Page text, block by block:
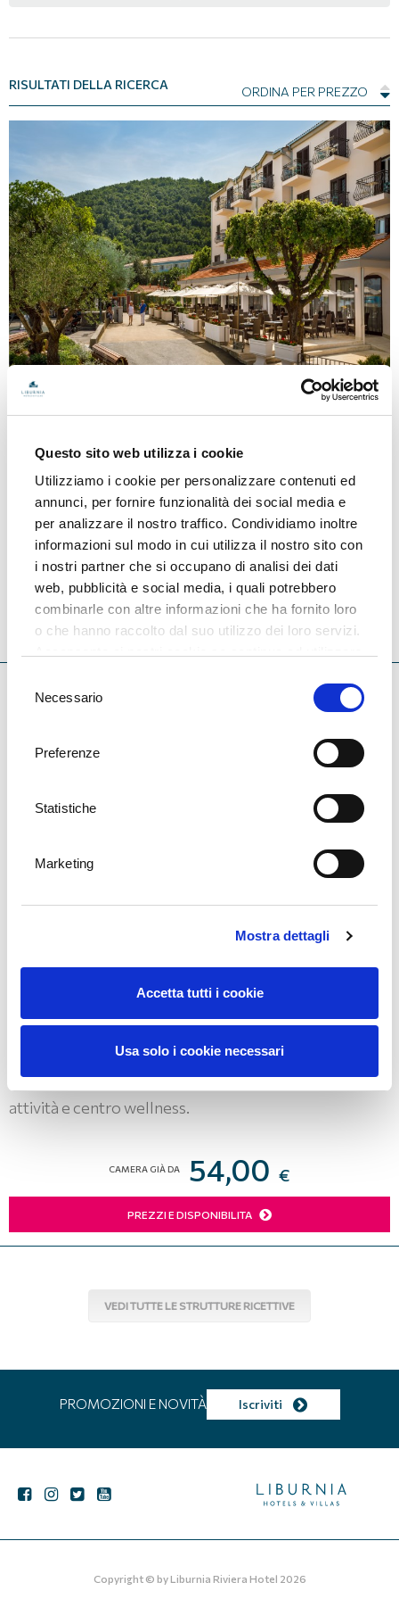
Questo sito web utilizza i cookie
Utilizziamo i cookie per personalizzare contenuti ed
annunci, per fornire funzionalità dei social media e
per analizzare il nostro traffico. Condividiamo inoltre
informazioni sul modo in cui utilizza il nostro sito con
i nostri partner che si occupano di analisi dei dati
web, pubblicità e social media, i quali potrebbero
combinarle con altre informazioni che ha fornito loro
o che hanno raccolto dal suo utilizzo dei loro servizi.
delNecessario
Preferenze
Statistiche
Marketing
Mostra dettagli
Accetta tutti i cookie
Usa solo i cookie necessari
RISULTATI DELLA RICERCA ORDINA PER PREZZO
Hotel Mediteran
Mediteran di Moscenicka Draga offre una perfetta
atmosfera mediterranea.
CAMERA GIÀ DA 71,00 €
PREZZI E DISPONIBILITA
Hotel Marina
DESTINAZIONE OPATIJA - MOŠĆENIČKA DRAGA
Situato su una spiaggia da 1km, il Hotel Marina è
perfetto per una vacanza in famiglia. Offre
intrattenimento quotidiano, vari sport acquatici,
attività e centro wellness.
CAMERA GIÀ DA 54,00 €
PREZZI E DISPONIBILITA
VEDI TUTTE LE STRUTTURE RICETTIVE
PROMOZIONI E NOVITÀ Iscriviti
Copyright © by Liburnia Riviera Hotel 2026